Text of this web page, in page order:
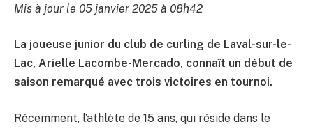
Mis à jour le 05 janvier 2025 à 08h42
La joueuse junior du club de curling de Laval-sur-le-
Lac, Arielle Lacombe-Mercado, connaît un début de
saison remarqué avec trois victoires en tournoi.
Récemment, l’athlète de 15 ans, qui réside dans le